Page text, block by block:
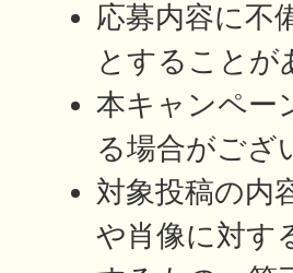
応募内容に不
とすることが
本キャンペー
る場合がござ
対象投稿の内
や肖像に対す